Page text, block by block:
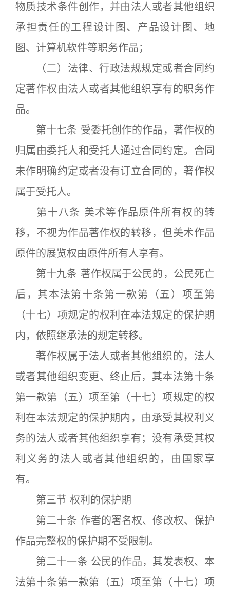
物质技术条件创作，并由法人或者其他组织
承担责任的工程设计图、产品设计图、地
图、计算机软件等职务作品；
（二）法律、行政法规规定或者合同约
定著作权由法人或者其他组织享有的职务作
品。
第十七条 受委托创作的作品，著作权的
归属由委托人和受托人通过合同约定。合同
未作明确约定或者没有订立合同的，著作权
属于受托人。
第十八条 美术等作品原件所有权的转
移，不视为作品著作权的转移，但美术作品
原件的展览权由原件所有人享有。
第十九条 著作权属于公民的，公民死亡
后，其本法第十条第一款第（五）项至第
（十七）项规定的权利在本法规定的保护期
内，依照继承法的规定转移。
著作权属于法人或者其他组织的，法人
或者其他组织变更、终止后，其本法第十条
第一款第（五）项至第（十七）项规定的权
利在本法规定的保护期内，由承受其权利义
务的法人或者其他组织享有；没有承受其权
利义务的法人或者其他组织的，由国家享
有。
第三节 权利的保护期
第二十条 作者的署名权、修改权、保护
作品完整权的保护期不受限制。
第二十一条 公民的作品，其发表权、本
法第十条第一款第（五）项至第（十七）项